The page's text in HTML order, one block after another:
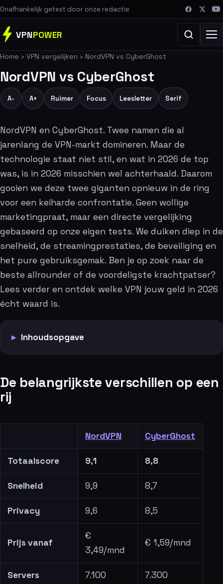
Onafhankelijk getest door onze redactie
VPNPOWER
Home › VPN vergelijken › NordVPN vs CyberGhost
NordVPN vs CyberGhost
A- A+ Ruimer Focus Leesletter Serif
NordVPN en CyberGhost. Twee namen die al
jarenlang de VPN-markt domineren. Maar de
technologie staat niet stil, en wat in 2026 de top
was, is in 2026 misschien wel achterhaald. Daarom
gooien we deze twee giganten opnieuw in de ring
voor een keiharde confrontatie. Geen wollige
marketingpraat, maar een directe vergelijking
gebaseerd op onze eigen tests. We duiken diep in de
snelheid, de streamingprestaties, de beveiliging en
het pure gebruiksgemak. Ben je op zoek naar de
beste allrounder of de voordeligste krachtpatser?
Lees verder en ontdek welke VPN jouw geld in 2026
écht waard is.
Inhoudsopgave
De belangrijkste verschillen op een
rij
NordVPN CyberGhost
Totaalscore 9,1 8,8
Snelheid 9,9 8,7
Privacy 9,6 8,5
Prijs vanaf
€
3,49/mnd
€ 1,59/mnd
Servers 7.100 7.300